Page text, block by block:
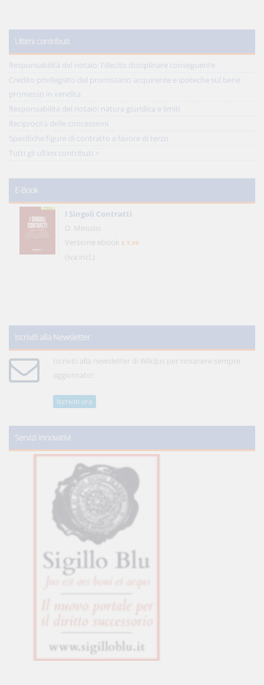
Ultimi contributi
Responsabilità del notaio: l'illecito disciplinare conseguente
Credito privilegiato del promissario acquirente e ipoteche sul bene
promesso in vendita
Responsabilità del notaio: natura giuridica e limiti
Reciprocità delle concessioni
Specifiche figure di contratto a favore di terzo
Tutti gli ultimi contributi >
E-Book
I Singoli Contratti
D. Minussi
Versione ebook € 5,99
(iva incl.)
Iscriviti alla Newsletter
Iscriviti alla newsletter di WikiJus per rimanere sempre
aggiornato!
Iscriviti ora
Servizi innovativi